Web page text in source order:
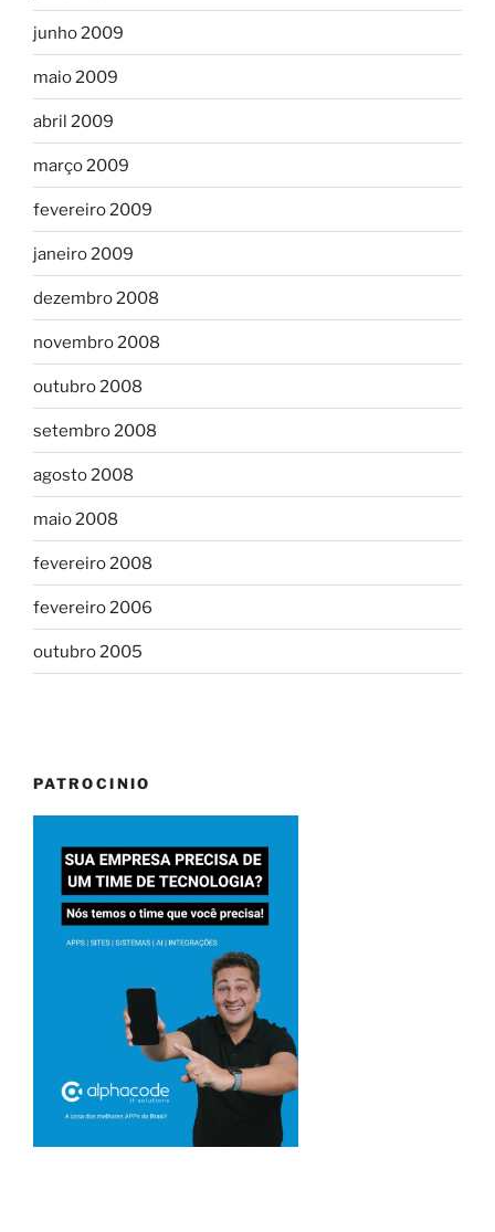
junho 2009
maio 2009
abril 2009
março 2009
fevereiro 2009
janeiro 2009
dezembro 2008
novembro 2008
outubro 2008
setembro 2008
agosto 2008
maio 2008
fevereiro 2008
fevereiro 2006
outubro 2005
PATROCINIO